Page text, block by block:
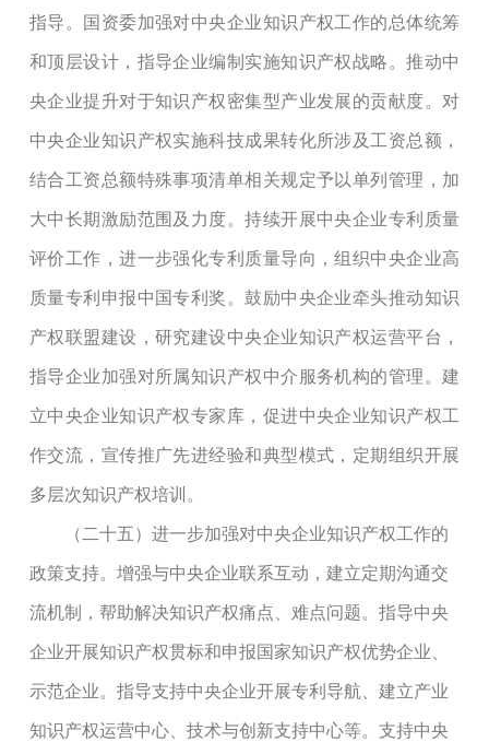
指导。国资委加强对中央企业知识产权工作的总体统筹
和顶层设计，指导企业编制实施知识产权战略。推动中
央企业提升对于知识产权密集型产业发展的贡献度。对
中央企业知识产权实施科技成果转化所涉及工资总额，
结合工资总额特殊事项清单相关规定予以单列管理，加
大中长期激励范围及力度。持续开展中央企业专利质量
评价工作，进一步强化专利质量导向，组织中央企业高
质量专利申报中国专利奖。鼓励中央企业牵头推动知识
产权联盟建设，研究建设中央企业知识产权运营平台，
指导企业加强对所属知识产权中介服务机构的管理。建
立中央企业知识产权专家库，促进中央企业知识产权工
作交流，宣传推广先进经验和典型模式，定期组织开展
多层次知识产权培训。
（二十五）进一步加强对中央企业知识产权工作的
政策支持。增强与中央企业联系互动，建立定期沟通交
流机制，帮助解决知识产权痛点、难点问题。指导中央
企业开展知识产权贯标和申报国家知识产权优势企业、
示范企业。指导支持中央企业开展专利导航、建立产业
知识产权运营中心、技术与创新支持中心等。支持中央